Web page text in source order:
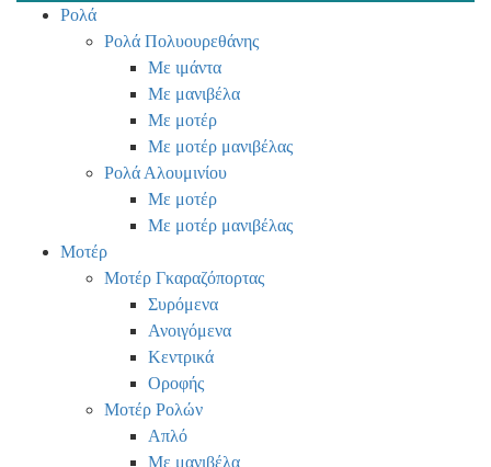
Ρολά
Ρολά Πολυουρεθάνης
Με ιμάντα
Με μανιβέλα
Με μοτέρ
Με μοτέρ μανιβέλας
Ρολά Αλουμινίου
Με μοτέρ
Με μοτέρ μανιβέλας
Μοτέρ
Μοτέρ Γκαραζόπορτας
Συρόμενα
Ανοιγόμενα
Κεντρικά
Οροφής
Μοτέρ Ρολών
Απλό
Με μανιβέλα